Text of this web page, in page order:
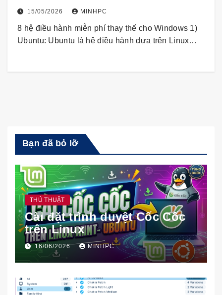
15/05/2026 MINHPC
8 hệ điều hành miễn phí thay thế cho Windows 1)
Ubuntu: Ubuntu là hệ điều hành dựa trên Linux…
Bạn đã bỏ lỡ
THỦ THUẬT
Cài đặt trình duyệt Cốc Cốc
trên Linux
16/06/2026 MINHPC